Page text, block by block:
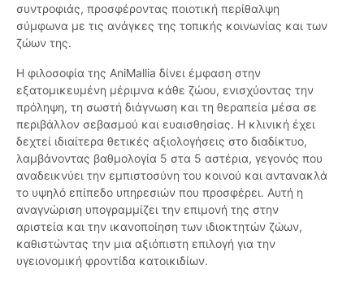
συντροφιάς, προσφέροντας ποιοτική περίθαλψη
σύμφωνα με τις ανάγκες της τοπικής κοινωνίας και των
ζώων της.
Η φιλοσοφία της AniMallia δίνει έμφαση στην
εξατομικευμένη μέριμνα κάθε ζώου, ενισχύοντας την
πρόληψη, τη σωστή διάγνωση και τη θεραπεία μέσα σε
περιβάλλον σεβασμού και ευαισθησίας. Η κλινική έχει
δεχτεί ιδιαίτερα θετικές αξιολογήσεις στο διαδίκτυο,
λαμβάνοντας βαθμολογία 5 στα 5 αστέρια, γεγονός που
αναδεικνύει την εμπιστοσύνη του κοινού και αντανακλά
το υψηλό επίπεδο υπηρεσιών που προσφέρει. Αυτή η
αναγνώριση υπογραμμίζει την επιμονή της στην
αριστεία και την ικανοποίηση των ιδιοκτητών ζώων,
καθιστώντας την μια αξιόπιστη επιλογή για την
υγειονομική φροντίδα κατοικιδίων.